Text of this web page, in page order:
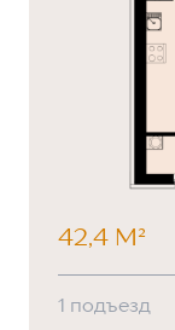
42,4 М²
1 подъезд